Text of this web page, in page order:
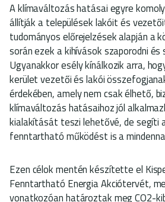
A klímaváltozás hatásai egyre
állítják a települések lakóit és
tudományos előrejelzések alapján a
során ezek a kihívások szaporodni és
Ugyanakkor esély kínálkozik arra,
kerület vezetői és lakói
érdekében, amely nem csak élhető,
klímaváltozás hatásaihoz jól
kialakítását teszi lehetővé, de segíti
fenntartható működést is a
Ezen célok mentén készítette el
Fenntartható Energia Akciótervét,
vonatkozóan határoztak meg CO2-